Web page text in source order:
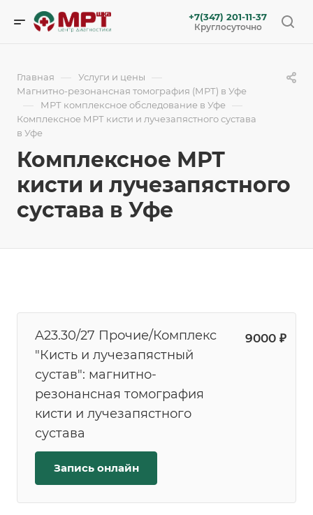
+7(347) 201-11-37
Круглосуточно
Главная — Услуги и цены —
Магнитно-резонансная томография (МРТ) в Уфе
— МРТ комплексное обследование в Уфе —
Комплексное МРТ кисти и лучезапястного сустава
в Уфе
Комплексное МРТ
кисти и лучезапястного
сустава в Уфе
A23.30/27 Прочие/Комплекс
"Кисть и лучезапястный
сустав": магнитно-
резонансная томография
кисти и лучезапястного
сустава
9000 ₽
Запись онлайн